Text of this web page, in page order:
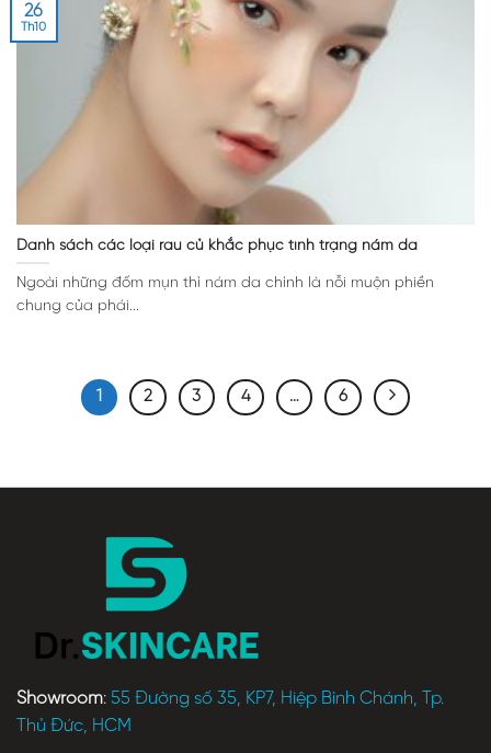
Danh sách các loại rau củ khắc phục tình trạng nám da
Ngoài những đốm mụn thì nám da chính là nỗi muộn phiền
chung của phái...
26
Th10
1 2 3 4 … 6
Showroom: 55 Đường số 35, KP7, Hiệp Bình Chánh, Tp.
Thủ Đức, HCM